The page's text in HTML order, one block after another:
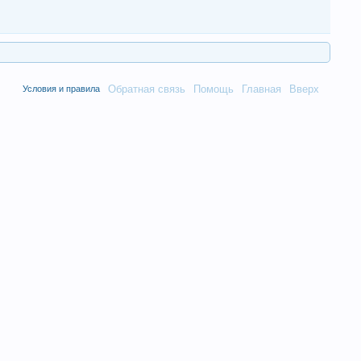
Обратная связь Помощь Главная Вверх
Условия и правила